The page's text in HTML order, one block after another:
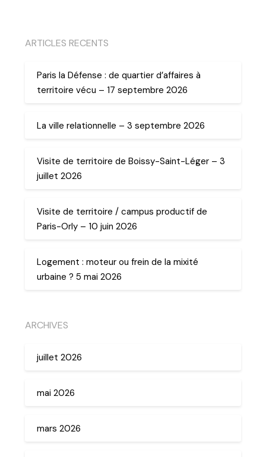
ARTICLES RECENTS
Paris la Défense : de quartier d’affaires à
territoire vécu – 17 septembre 2026
La ville relationnelle – 3 septembre 2026
Visite de territoire de Boissy-Saint-Léger – 3
juillet 2026
Visite de territoire / campus productif de
Paris-Orly – 10 juin 2026
Logement : moteur ou frein de la mixité
urbaine ? 5 mai 2026
ARCHIVES
juillet 2026
mai 2026
mars 2026